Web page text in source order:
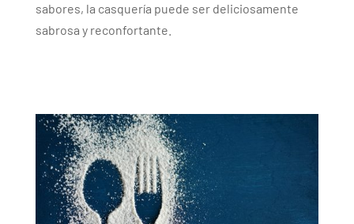
sabores, la casquería puede ser deliciosamente
sabrosa y reconfortante.